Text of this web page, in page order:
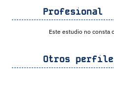
Profesional
Este estudio no consta
Otros